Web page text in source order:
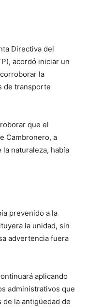
Directiva del
acordó iniciar un
la
de transporte
que el
Cambronero, a
naturaleza, había
prevenido a la
la unidad, sin
advertencia fuera
aplicando
administrativos que
la antigüedad de